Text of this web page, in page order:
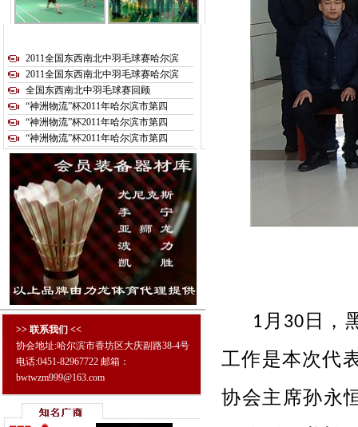
2011全国东西南北中羽毛球赛哈尔滨
2011全国东西南北中羽毛球赛哈尔滨
全国东西南北中羽毛球赛回顾
“神洲物流”杯2011年哈尔滨市第四
“神洲物流”杯2011年哈尔滨市第四
“神洲物流”杯2011年哈尔滨市第四
>> 联系我们 <<
协会地址:哈尔滨市香坊区大庆副路38-4号
电话:0451-82967722 邮箱：
bwtwzm999@163.com
1月 30 日，
工作是本次代
协会主席孙永